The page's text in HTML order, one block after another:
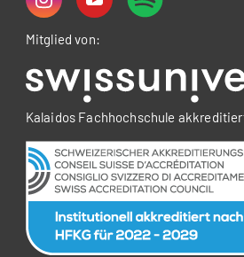
Mitglied von:
Kalaidos Fachhochschule